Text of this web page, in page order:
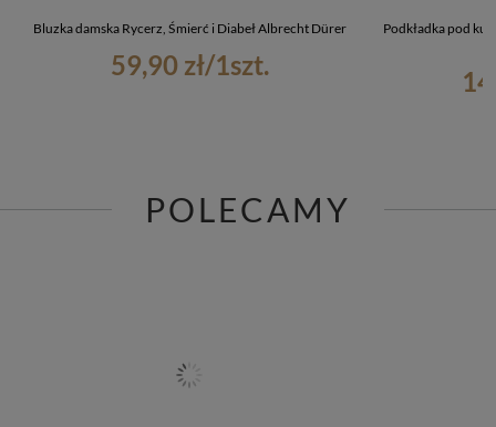
Bluzka damska Rycerz, Śmierć i Diabeł Albrecht Dürer
59,90 zł/1szt.
Podkładka pod
POLECAMY